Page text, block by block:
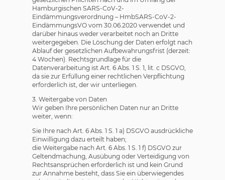
Hamburgischen SARS-CoV-2-
Eindämmungsverordnung – HmbSARS-CoV-2-
EindämmungsVO vom 30.06.2020 verwendet und
darüber hinaus weder verarbeitet noch an Dritte
weitergegeben. Die Löschung der Daten erfolgt nach
Ablauf der gesetzlichen Aufbewahrungsfrist (derzeit:
4 Wochen). Rechtsgrundlage für die
Datenverarbeitung ist Art. 6 Abs. 1 S. 1, lit. c DSGVO,
da sie zur Erfüllung einer rechtlichen Verpflichtung
erforderlich ist, der wir unterliegen.
3. Weitergabe von Daten
Wir geben Ihre persönlichen Daten nur an Dritte
weiter, wenn:
Sie Ihre nach Art. 6 Abs. 1 S. 1 a) DSGVO ausdrückliche
Einwilligung dazu erteilt haben;
die Weitergabe nach Art. 6 Abs. 1 S. 1 f) DSGVO zur
Geltendmachung, Ausübung oder Verteidigung von
Rechtsansprüchen erforderlich ist und kein Grund
zur Annahme besteht, dass Sie ein überwiegendes